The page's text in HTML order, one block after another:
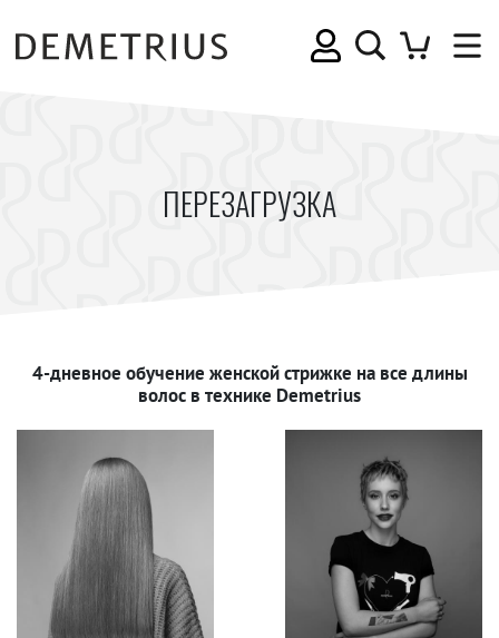
ПЕРЕЗАГРУЗКА
4-дневное обучение женской стрижке на все длины
волос в технике Demetrius